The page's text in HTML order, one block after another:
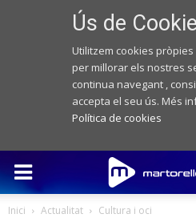
Ús de
Utilitzem cookies
per millorar els nostres
continua navegant ,
accepta el seu ús. Més
Política de cookies
Inici Actualitat Cultura i oci